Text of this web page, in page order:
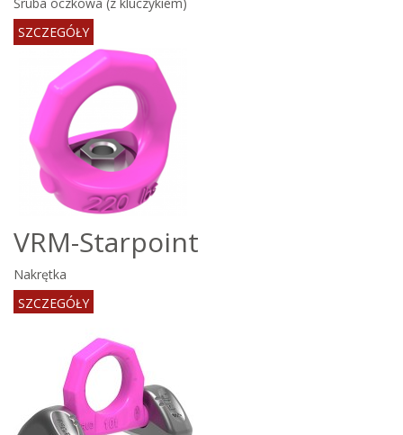
SZCZEGÓŁY
VRM-Starpoint
Nakrętka
SZCZEGÓŁY